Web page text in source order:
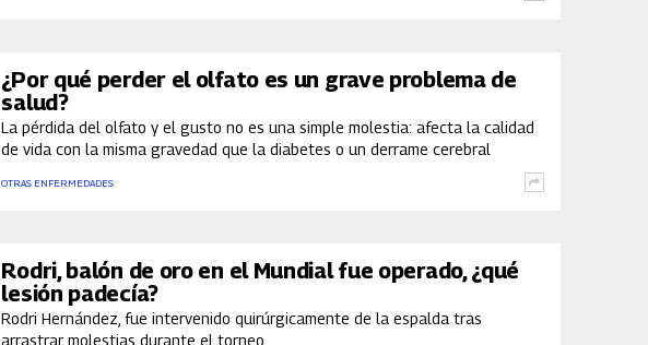
¿Por qué perder el olfato es un grave problema de
salud?
La pérdida del olfato y el gusto no es una simple molestia: afecta la calidad
de vida con la misma gravedad que la diabetes o un derrame cerebral
OTRAS ENFERMEDADES
Rodri, balón de oro en el Mundial fue operado, ¿qué
lesión padecía?
Rodri Hernández, fue intervenido quirúrgicamente de la espalda tras
arrastrar molestias durante el torneo